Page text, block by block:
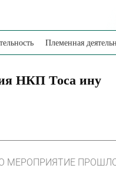
Племенная
НКП Тоса ину
МЕРОПРИЯТИЕ